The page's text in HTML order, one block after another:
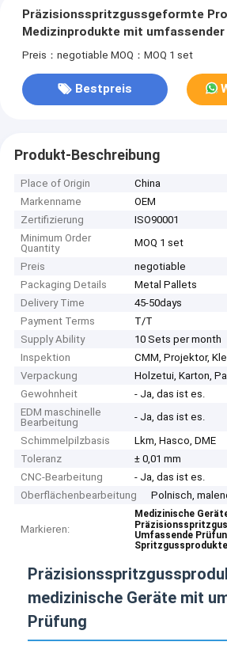
Präzisionsspritzgussgeformte
Medizinprodukte mit
Preis：negotiable MOQ：MOQ 1 set
Bestpreis
Produkt-Beschreibung
Place of Origin
China
Markenname
OEM
Zertifizierung
ISO90001
Minimum Order
Quantity
MOQ 1 set
Preis
negotiable
Packaging Details
Metal Pallets
Delivery Time
45-50days
Payment Terms
T/T
Supply Ability
10 Sets per month
Inspektion
CMM, Projektor,
Verpackung
Holzetui, Karton,
Gewohnheit
- Ja, das ist es.
EDM maschinelle
Bearbeitung
- Ja, das ist es.
Schimmelpilzbasis
Lkm, Hasco, DME
Toleranz
± 0,01 mm
CNC-Bearbeitung
- Ja, das ist es.
Oberflächenbearbeitung
Polnisch,
Markieren:
Medizinische
Umfassende
medizinische Geräte mit
Prüfung